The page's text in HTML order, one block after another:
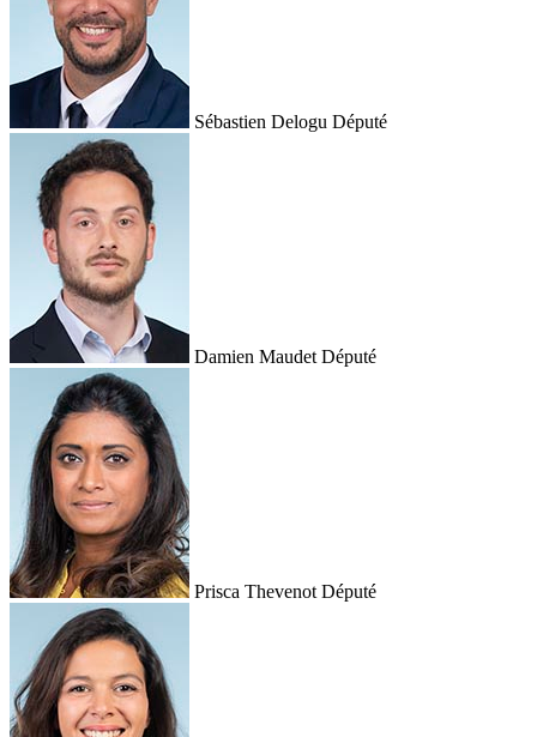
Sébastien Delogu Député
Damien Maudet Député
Prisca Thevenot Député